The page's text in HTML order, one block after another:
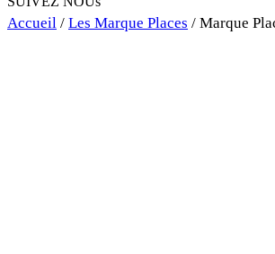
Accueil / Les Marque Places / Marque